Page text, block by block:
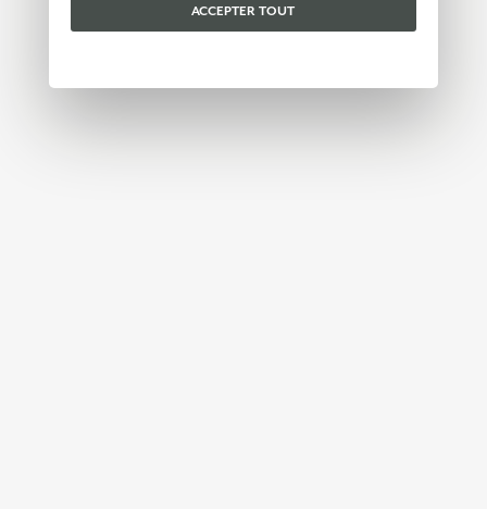
Veuillez choisir les cookies que vous acceptez :
ACCEPTER TOUT